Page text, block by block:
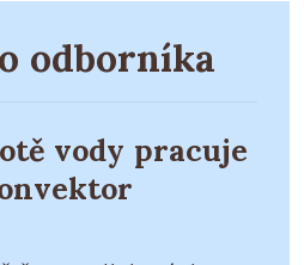
odborníka
vody pracuje